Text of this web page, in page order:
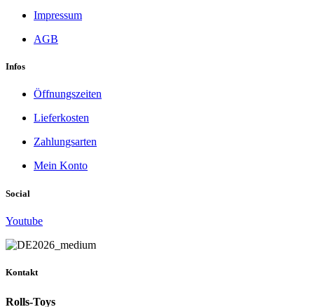
Impressum
AGB
Infos
Öffnungszeiten
Lieferkosten
Zahlungsarten
Mein Konto
Social
Youtube
Kontakt
Rolls-Toys